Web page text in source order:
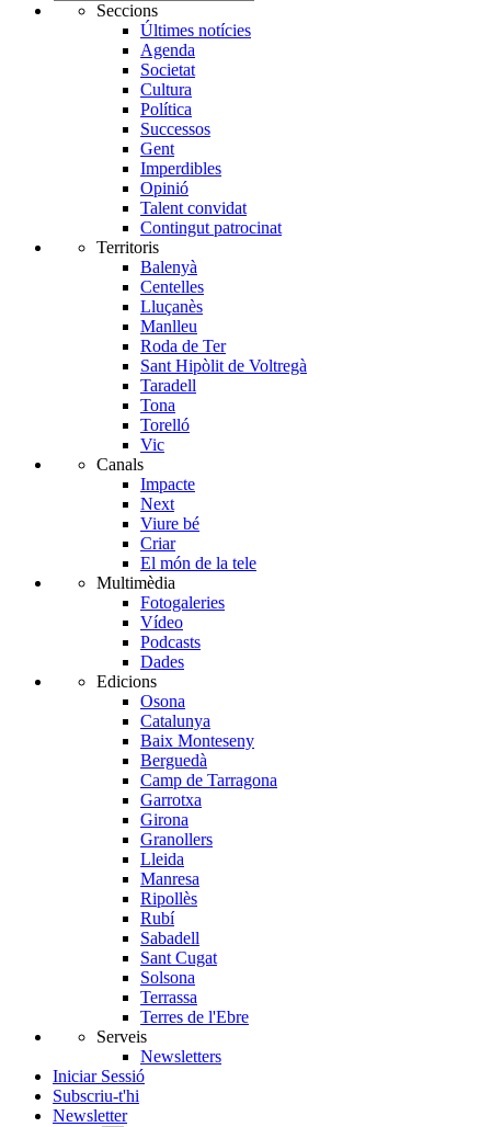
Seccions
Últimes notícies
Agenda
Societat
Cultura
Política
Successos
Gent
Imperdibles
Opinió
Talent convidat
Contingut patrocinat
Territoris
Balenyà
Centelles
Lluçanès
Manlleu
Roda de Ter
Sant Hipòlit de Voltregà
Taradell
Tona
Torelló
Vic
Canals
Impacte
Next
Viure bé
Criar
El món de la tele
Multimèdia
Fotogaleries
Vídeo
Podcasts
Dades
Edicions
Osona
Catalunya
Baix Monteseny
Berguedà
Camp de Tarragona
Garrotxa
Girona
Granollers
Lleida
Manresa
Ripollès
Rubí
Sabadell
Sant Cugat
Solsona
Terrassa
Terres de l'Ebre
Serveis
Newsletters
Iniciar Sessió
Subscriu-t'hi
Newsletter